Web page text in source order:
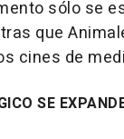
sólo se
que
cines de
SE